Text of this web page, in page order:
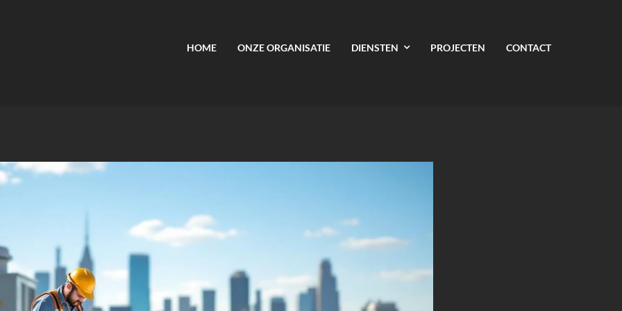
HOME ONZE ORGANISATIE DIENSTEN PROJECTEN CONTACT